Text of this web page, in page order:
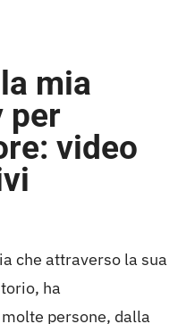
mia
per
video
che attraverso la sua
ha
persone, dalla